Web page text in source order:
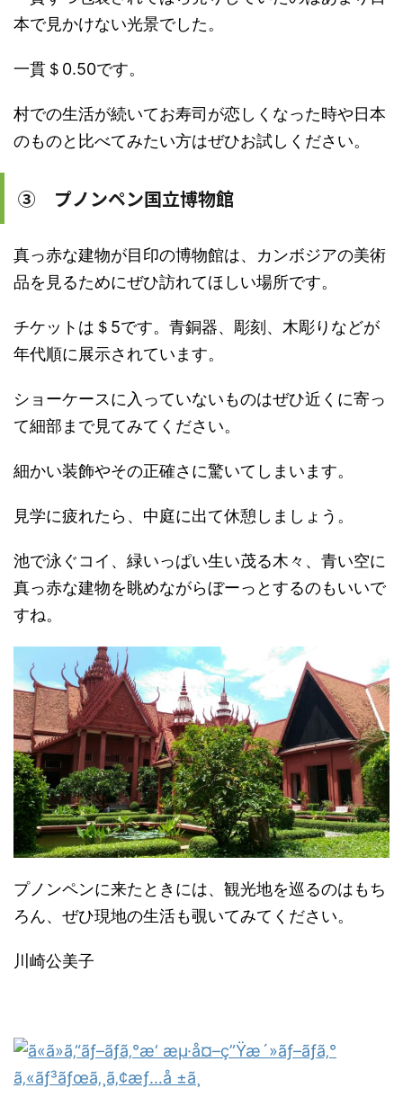
本で見かけない光景でした。
一貫＄0.50です。
村での生活が続いてお寿司が恋しくなった時や日本
のものと比べてみたい方はぜひお試しください。
③ プノンペン国立博物館
真っ赤な建物が目印の博物館は、カンボジアの美術
品を見るためにぜひ訪れてほしい場所です。
チケットは＄5です。青銅器、彫刻、木彫りなどが
年代順に展示されています。
ショーケースに入っていないものはぜひ近くに寄っ
て細部まで見てみてください。
細かい装飾やその正確さに驚いてしまいます。
見学に疲れたら、中庭に出て休憩しましょう。
池で泳ぐコイ、緑いっぱい生い茂る木々、青い空に
真っ赤な建物を眺めながらぼーっとするのもいいで
すね。
プノンペンに来たときには、観光地を巡るのはもち
ろん、ぜひ現地の生活も覗いてみてください。
川崎公美子